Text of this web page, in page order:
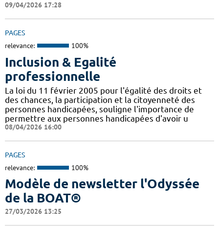
09/04/2026 17:28
PAGES
relevance: 100%
Inclusion & Egalité
professionnelle
La loi du 11 février 2005 pour l'égalité des droits et
des chances, la participation et la citoyenneté des
personnes handicapées, souligne l'importance de
permettre aux personnes handicapées d'avoir u
08/04/2026 16:00
PAGES
relevance: 100%
Modèle de newsletter l'Odyssée
de la BOAT®
27/03/2026 13:25